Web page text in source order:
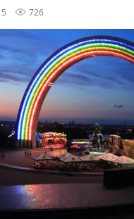
726